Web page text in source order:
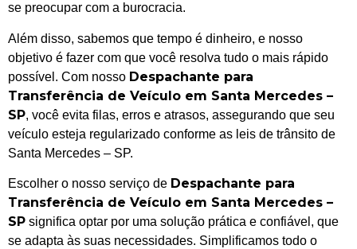
se preocupar com a burocracia.
Além disso, sabemos que tempo é dinheiro, e nosso
objetivo é fazer com que você resolva tudo o mais rápido
possível. Com nosso Despachante para
Transferência de Veículo em Santa Mercedes –
SP, você evita filas, erros e atrasos, assegurando que seu
veículo esteja regularizado conforme as leis de trânsito de
Santa Mercedes – SP.
Escolher o nosso serviço de Despachante para
Transferência de Veículo em Santa Mercedes –
SP significa optar por uma solução prática e confiável, que
se adapta às suas necessidades. Simplificamos todo o